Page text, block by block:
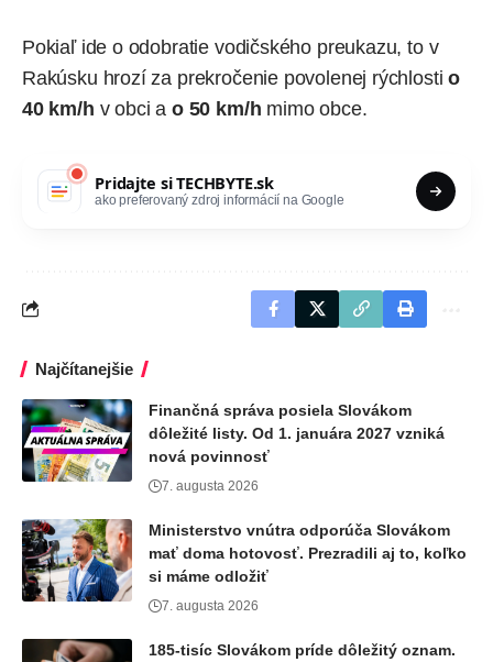
Pokiaľ ide o odobratie vodičského preukazu, to v
Rakúsku hrozí za prekročenie povolenej rýchlostio
40 km/h v obci a o 50 km/h mimo obce.
Pridajte siTECHBYTE.sk
ako preferovaný zdroj informácií na Google
Najčítanejšie
Finančná správa posiela Slovákom
dôležité listy. Od 1. januára 2027 vzniká
nová povinnosť
7. augusta 2026
Ministerstvo vnútra odporúča Slovákom
mať doma hotovosť. Prezradili aj to, koľko
si máme odložiť
7. augusta 2026
185-tisíc Slovákom príde dôležitý oznam.